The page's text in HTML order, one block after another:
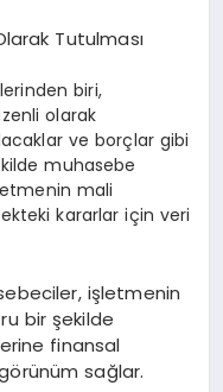
Tutulması
biri,
olarak
ve borçlar gibi
muhasebe
mali
kararlar için veri
işletmenin
bir şekilde
finansal
sağlar.